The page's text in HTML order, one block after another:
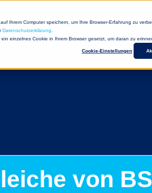
Ihrem Computer speichern, um Ihre Browser-Erfahrung zu
Datenschutzerklärung
einzelnes Cookie in Ihrem Browser gesetzt, um daran zu
Cookie-Einstellungen
von